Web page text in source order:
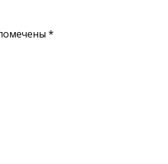
*